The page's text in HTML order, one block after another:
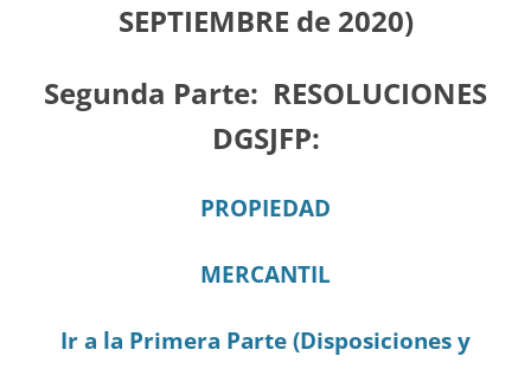
SEPTIEMBRE de 2020)
Segunda Parte: RESOLUCIONES
DGSJFP:
PROPIEDAD
MERCANTIL
Ir a la Primera Parte (Disposiciones y